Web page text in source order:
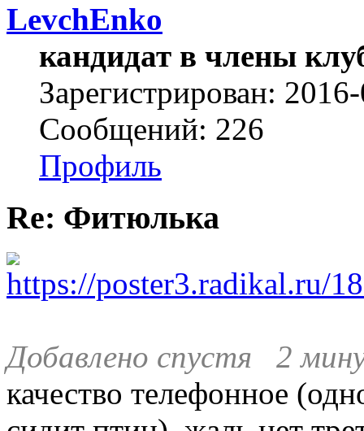
LevchEnko
кандидат в члены
Зарегистрирован:
Сообщений: 226
Профиль
Re: Фитюлька
Добавлено спустя 2
качество телефонное